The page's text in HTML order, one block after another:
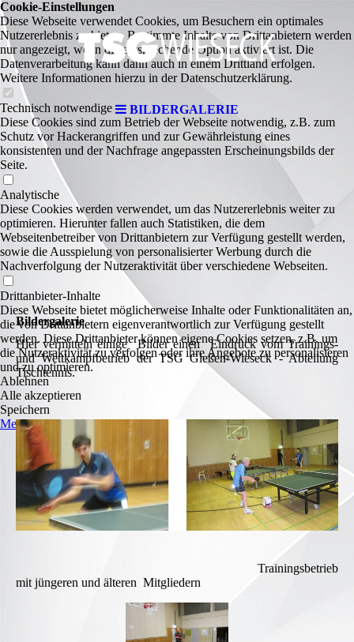
BILDERGALERIE
Bildergalerie
Hier vermitteln einige Bilder einen Eindruck vom Trainings-
und Wettkampfbetrieb der TSG Gießen-Wieseck - Abteilung
Tischtennis.
Trainingsbetrieb
mit jüngeren und älteren Mitgliedern
Cookie-Einstellungen
Diese Webseite verwendet Cookies, um Besuchern ein optimales
Nutzererlebnis zu bieten. Bestimmte Inhalte von Drittanbietern werden
nur angezeigt, wenn die entsprechende Option aktiviert ist. Die
Datenverarbeitung kann dann auch in einem Drittland erfolgen.
Weitere Informationen hierzu in der Datenschutzerklärung.
Technisch notwendige
Diese Cookies sind zum Betrieb der Webseite notwendig, z.B. zum
Schutz vor Hackerangriffen und zur Gewährleistung eines
konsistenten und der Nachfrage angepassten Erscheinungsbilds der
Seite.
Analytische
Diese Cookies werden verwendet, um das Nutzererlebnis weiter zu
optimieren. Hierunter fallen auch Statistiken, die dem
Webseitenbetreiber von Drittanbietern zur Verfügung gestellt werden,
sowie die Ausspielung von personalisierter Werbung durch die
Nachverfolgung der Nutzeraktivität über verschiedene Webseiten.
Drittanbieter-Inhalte
Diese Webseite bietet möglicherweise Inhalte oder Funktionalitäten an,
die von Drittanbietern eigenverantwortlich zur Verfügung gestellt
werden. Diese Drittanbieter können eigene Cookies setzen, z.B. um
die Nutzeraktivität zu verfolgen oder ihre Angebote zu personalisieren
und zu optimieren.
Ablehnen
Alle akzeptieren
Speichern
Mehr Informationen